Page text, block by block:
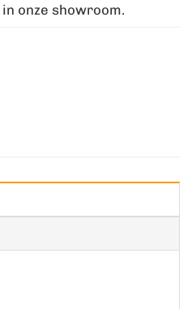
in onze showroom.